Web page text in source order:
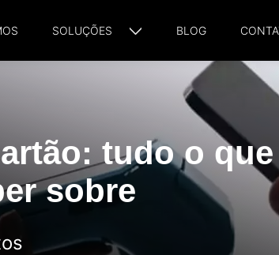
SOLUÇÕES BLOG
tudo o que
sobre